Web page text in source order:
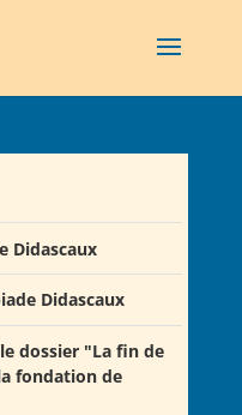
Didascaux
Didascaux
dossier "La fin de
fondation de